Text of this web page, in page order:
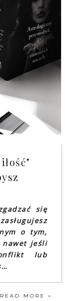
się
o tym,
nawet jeśli
lub
READ MORE »